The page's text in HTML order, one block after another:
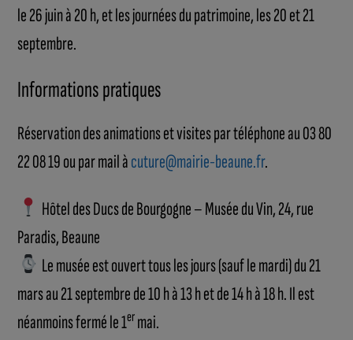
le 26 juin à 20 h, et les journées du patrimoine, les 20 et 21
septembre.
Informations pratiques
Réservation des animations et visites par téléphone au 03 80
22 08 19 ou par mail àcuture@mairie-beaune.fr.
Hôtel des Ducs de Bourgogne – Musée du Vin, 24, rue
Paradis, Beaune
Le musée est ouvert tous les jours (sauf le mardi) du 21
mars au 21 septembre de 10 h à 13 h et de 14 h à 18 h. Il est
néanmoins fermé le 1ermai.